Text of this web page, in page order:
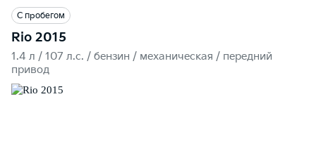
С пробегом
Rio 2015
1.4 л / 107 л.c. / бензин / механическая / передний
привод